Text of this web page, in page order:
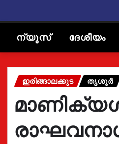
ന്യൂസ് ദേശീയം
ഇരിങ്ങാലക്കുട തൃശൂർ